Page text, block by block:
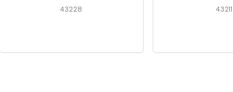
43228 43211